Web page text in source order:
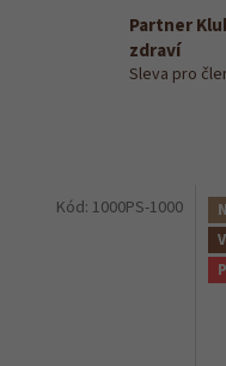
Partner
zdraví
Sleva pro
Kód: 1000PS-1000